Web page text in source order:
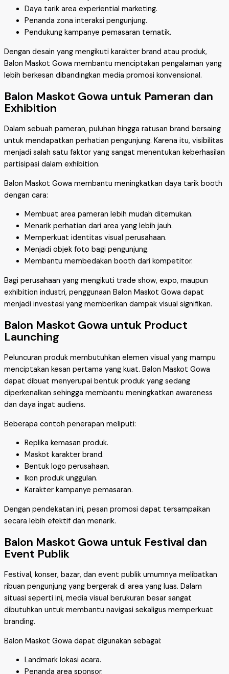
Daya tarik area experiential marketing.
Penanda zona interaksi pengunjung.
Pendukung kampanye pemasaran tematik.
Dengan desain yang mengikuti karakter brand atau produk,
Balon Maskot Gowa membantu menciptakan pengalaman yang
lebih berkesan dibandingkan media promosi konvensional.
Balon Maskot Gowa untuk Pameran dan
Exhibition
Dalam sebuah pameran, puluhan hingga ratusan brand bersaing
untuk mendapatkan perhatian pengunjung. Karena itu, visibilitas
menjadi salah satu faktor yang sangat menentukan keberhasilan
partisipasi dalam exhibition.
Balon Maskot Gowa membantu meningkatkan daya tarik booth
dengan cara:
Membuat area pameran lebih mudah ditemukan.
Menarik perhatian dari area yang lebih jauh.
Memperkuat identitas visual perusahaan.
Menjadi objek foto bagi pengunjung.
Membantu membedakan booth dari kompetitor.
Bagi perusahaan yang mengikuti trade show, expo, maupun
exhibition industri, penggunaan Balon Maskot Gowa dapat
menjadi investasi yang memberikan dampak visual signifikan.
Balon Maskot Gowa untuk Product
Launching
Peluncuran produk membutuhkan elemen visual yang mampu
menciptakan kesan pertama yang kuat. Balon Maskot Gowa
dapat dibuat menyerupai bentuk produk yang sedang
diperkenalkan sehingga membantu meningkatkan awareness
dan daya ingat audiens.
Beberapa contoh penerapan meliputi:
Replika kemasan produk.
Maskot karakter brand.
Bentuk logo perusahaan.
Ikon produk unggulan.
Karakter kampanye pemasaran.
Dengan pendekatan ini, pesan promosi dapat tersampaikan
secara lebih efektif dan menarik.
Balon Maskot Gowa untuk Festival dan
Event Publik
Festival, konser, bazar, dan event publik umumnya melibatkan
ribuan pengunjung yang bergerak di area yang luas. Dalam
situasi seperti ini, media visual berukuran besar sangat
dibutuhkan untuk membantu navigasi sekaligus memperkuat
branding.
Balon Maskot Gowa dapat digunakan sebagai:
Landmark lokasi acara.
Penanda area sponsor.